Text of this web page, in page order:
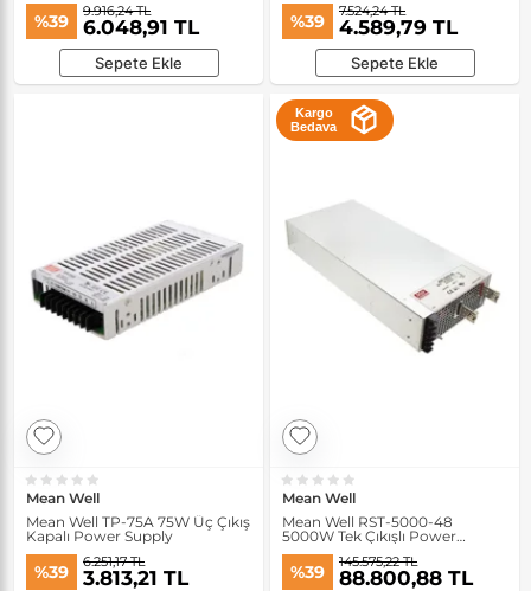
%39 9.916,24 TL
6.048,91 TL
Sepete Ekle
%39 7.524,24 TL
4.589,79 TL
Sepete Ekle
Mean Well
Mean Well TP-75A 75W Üç Çıkış
Kapalı Power Supply
%39 6.251,17 TL
3.813,21 TL
Kargo
Bedava
Mean Well
Mean Well RST-5000-48
5000W Tek Çıkışlı Power
%39 145.575,22 TL
88.800,88 TL